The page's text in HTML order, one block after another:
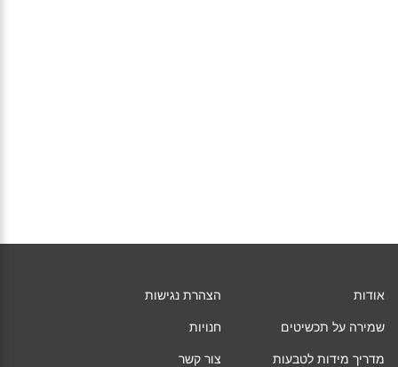
אודות
שמירה על תכשיטים
מדריך מידות לטבעות
הצהרת נגישות
חנויות
צור קשר